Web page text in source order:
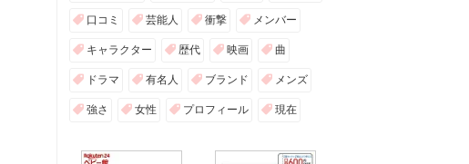
口コミ 芸能人 衝撃 メンバー
キャラクター 歴代 映画 曲
ドラマ 有名人 ブランド メンズ
強さ 女性 プロフィール 現在